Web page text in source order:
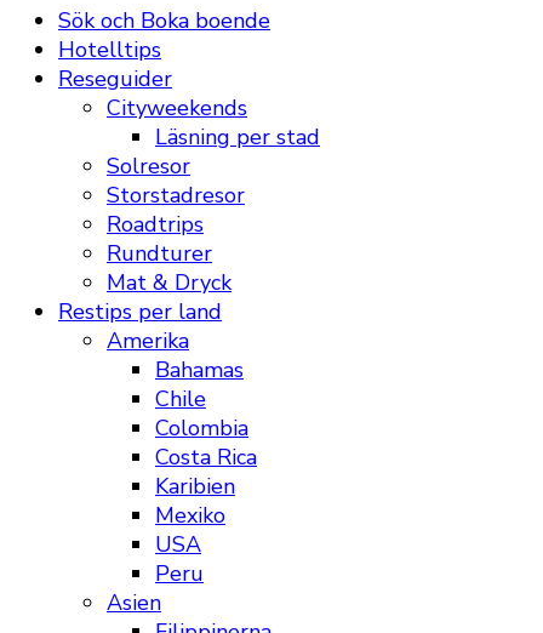
Sök och Boka boende
Hotelltips
Reseguider
Cityweekends
Läsning per stad
Solresor
Storstadresor
Roadtrips
Rundturer
Mat & Dryck
Restips per land
Amerika
Bahamas
Chile
Colombia
Costa Rica
Karibien
Mexiko
USA
Peru
Asien